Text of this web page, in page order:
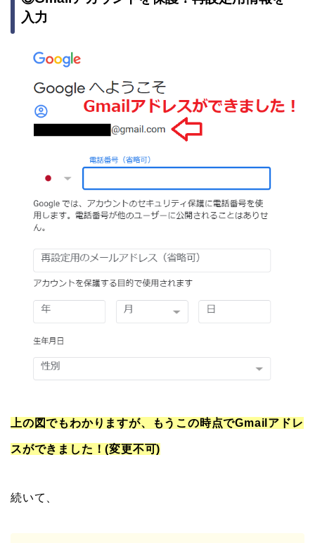
入力
上の図でもわかりますが、もうこの時点でGmailアドレ
スができました！(変更不可)
続いて、